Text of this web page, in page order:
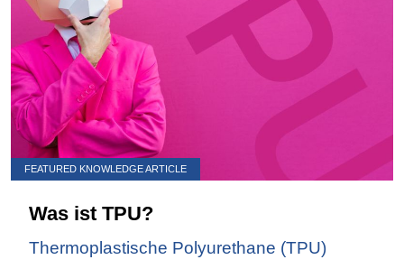
FEATURED KNOWLEDGE ARTICLE
Was ist TPU?
Thermoplastische Polyurethane (TPU)